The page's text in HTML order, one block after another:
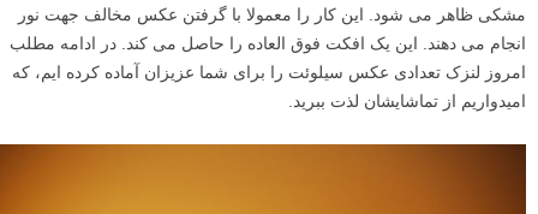
مشکی ظاهر می شود. این کار را معمولا با گرفتن عکس مخالف جهت نور
انجام می دهند. این یک افکت فوق العاده را حاصل می کند. در ادامه مطلب
امروز لنزک تعدادی عکس سیلوئت را برای شما عزیزان آماده کرده ایم، که
امیدواریم از تماشایشان لذت ببرید.